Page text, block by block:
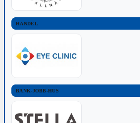
HANDEL
BANK-JOBB-HUS